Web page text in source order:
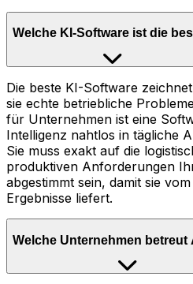
Welche KI-Software ist die
Die beste KI-Software
sie echte betriebliche
für Unternehmen ist eine
Intelligenz nahtlos in tägliche
Sie muss exakt auf die
produktiven Anforderungen
abgestimmt sein, damit sie
Ergebnisse liefert.
Welche Unternehmen betreut